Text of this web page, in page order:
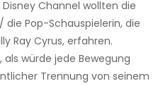
Channel wollten die
die Pop-Schauspielerin, die
Ray Cyrus, erfahren.
würde jede Bewegung
Trennung von seinem